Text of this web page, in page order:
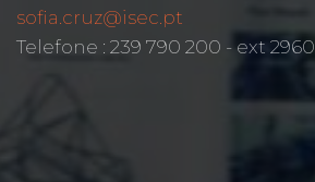
sofia.cruz@isec.pt
Telefone : 239 790 200 - ext 2960